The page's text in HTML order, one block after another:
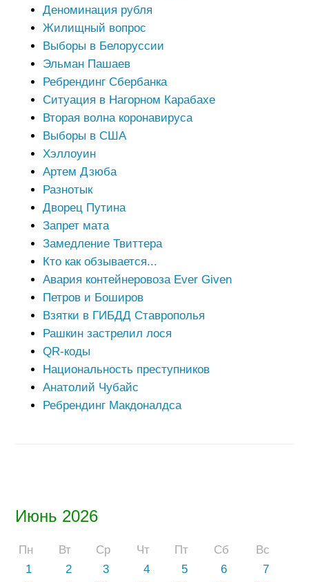
Июнь 2026
Пн Вт Ср Чт Пт Сб
Вс
1
2 3 4 5 6
7
Деноминация рубля
Жилищный вопрос
Выборы в Белоруссии
Эльман Пашаев
Ребрендинг Сбербанка
Ситуация в Нагорном Карабахе
Вторая волна коронавируса
Выборы в США
Хэллоуин
Артем Дзюба
Разнотык
Дворец Путина
Запрет мата
Замедление Твиттера
Кто как обзывается...
Авария контейнеровоза Ever Given
Петров и Боширов
Взятки в ГИБДД Ставрополья
Рашкин застрелил лося
QR-коды
Национальность преступников
Анатолий Чубайс
Ребрендинг Макдоналдса